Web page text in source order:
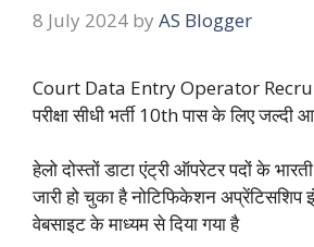
8 July 2024 by AS Blogger
Court Data Entry Operator
परीक्षा सीधी भर्ती 10th पास के लिए
हेलो दोस्तों डाटा एंट्री ऑपरेटर पदों के
जारी हो चुका है नोटिफिकेशन
वेबसाइट के माध्यम से दिया गया है